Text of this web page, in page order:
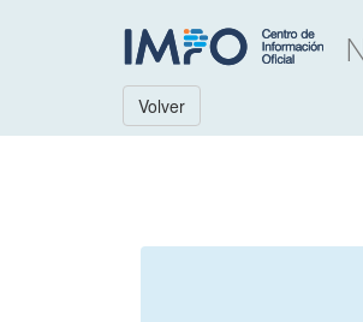
Volver